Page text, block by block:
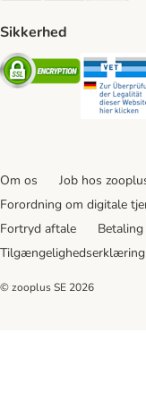
Sikkerhed
Security
Om os Job hos
Forordning om digitale
Fortryd aftale
Betaling
Tilgængelighedserklæring
© zooplus SE 2026